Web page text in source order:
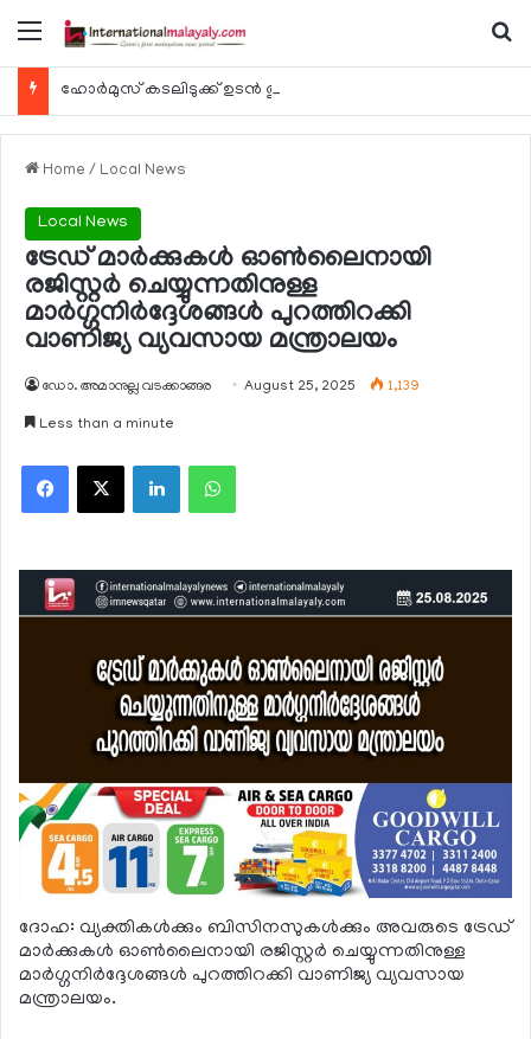
Menu
ഹോര്‍മുസ് കടലിടുക്ക് ഉടന്‍ തുറന്നേക്കും
Home / Local News
Local News
ട്രേഡ് മാര്‍ക്കുകള്‍ ഓണ്‍ലൈനായി
രജിസ്റ്റര്‍ ചെയ്യുന്നതിനുള്ള
മാര്‍ഗ്ഗനിര്‍ദ്ദേശങ്ങള്‍ പുറത്തിറക്കി
വാണിജ്യ വ്യവസായ മന്ത്രാലയം
ഡോ. അമാനുല്ല വടക്കാങ്ങര August 25, 2025 1,139
Less than a minute
Facebook
X LinkedInWhatsApp
ദോഹ: വ്യക്തികള്‍ക്കും ബിസിനസുകള്‍ക്കും അവരുടെ ട്രേഡ്
മാര്‍ക്കുകള്‍ ഓണ്‍ലൈനായി രജിസ്റ്റര്‍ ചെയ്യുന്നതിനുള്ള
മാര്‍ഗ്ഗനിര്‍ദ്ദേശങ്ങള്‍ പുറത്തിറക്കി വാണിജ്യ വ്യവസായ
മന്ത്രാലയം.